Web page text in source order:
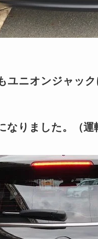
ユニオンジャック
なりました。（運